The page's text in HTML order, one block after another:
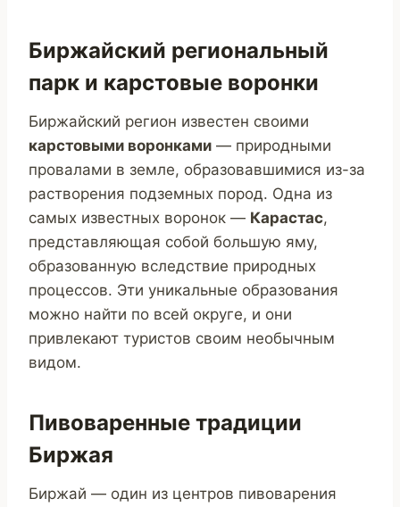
Биржайский региональный
парк и карстовые воронки
Биржайский регион известен своими
карстовыми воронками — природными
провалами в земле, образовавшимися из-за
растворения подземных пород. Одна из
самых известных воронок — Карастас,
представляющая собой большую яму,
образованную вследствие природных
процессов. Эти уникальные образования
можно найти по всей округе, и они
привлекают туристов своим необычным
видом.
Пивоваренные традиции
Биржая
Биржай — один из центров пивоварения